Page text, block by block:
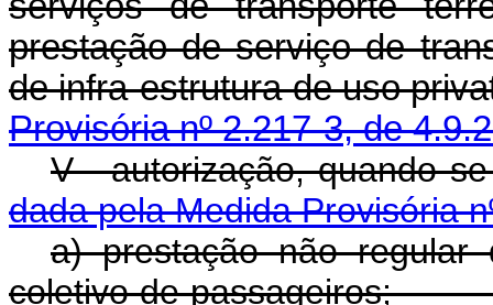
prestação de serviço de
de infra-estrutura de
Provisória nº 2.217-3, de
V - autorização,
dada pela Medida Provisória
a) prestação não regular
coletivo de